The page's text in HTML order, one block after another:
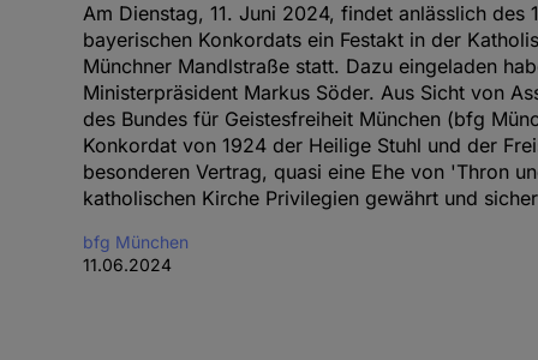
Am Dienstag, 11. Juni 2024, findet anlässlich des
bayerischen Konkordats ein Festakt in der
Münchner Mandlstraße statt. Dazu eingeladen
Ministerpräsident Markus Söder. Aus Sicht von
des Bundes für Geistesfreiheit München (bfg
Konkordat von 1924 der Heilige Stuhl und der
besonderen Vertrag, quasi eine Ehe von 'Thron
katholischen Kirche Privilegien gewährt und
bfg München
11.06.2024